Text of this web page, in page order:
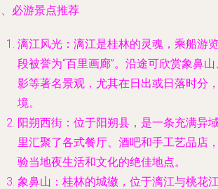
必游景点推荐
漓江风光：漓江是桂林的灵魂，乘船游
段被誉为“百里画廊”。沿途可欣赏象鼻
影等著名景观，尤其在日出或日落时分
境。
阳朔西街：位于阳朔县，是一条充满异
里汇聚了各式餐厅、酒吧和手工艺品店
验当地夜生活和文化的绝佳地点。
象鼻山：桂林的城徽，位于漓江与桃花